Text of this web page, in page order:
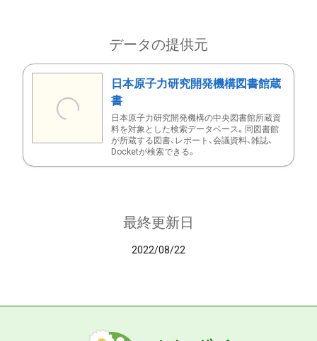
データの提供元
日本原子力研究開発機構図書館蔵
書
日本原子力研究開発機構の中央図書館所蔵資
料を対象とした検索データベース。同図書館
が所蔵する図書、レポート、会議資料、雑誌、
Docketが検索できる。
最終更新日
2022/08/22